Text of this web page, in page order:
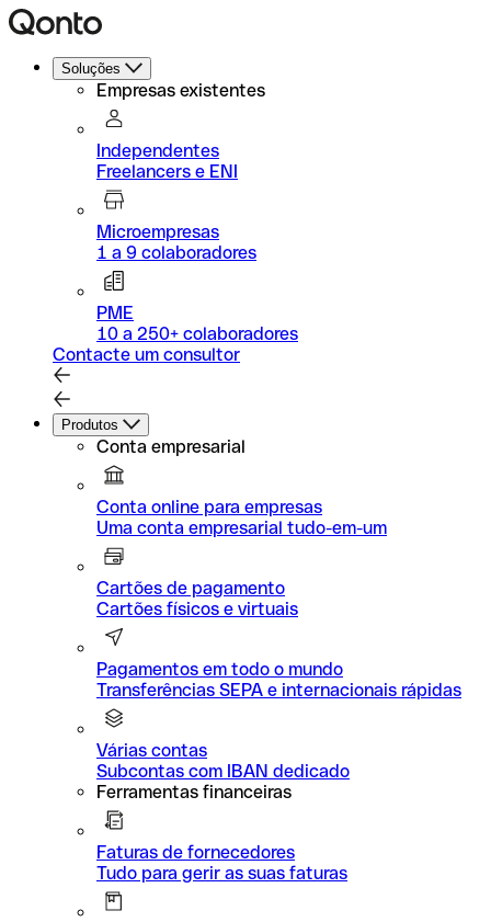
Soluções
Empresas existentes
Independentes
Freelancers e ENI
Microempresas
1 a 9 colaboradores
PME
10 a 250+ colaboradores
Contacte um consultor
Produtos
Conta empresarial
Conta online para empresas
Uma conta empresarial tudo-em-um
Cartões de pagamento
Cartões físicos e virtuais
Pagamentos em todo o mundo
Transferências SEPA e internacionais rápidas
Várias contas
Subcontas com IBAN dedicado
Ferramentas financeiras
Faturas de fornecedores
Tudo para gerir as suas faturas